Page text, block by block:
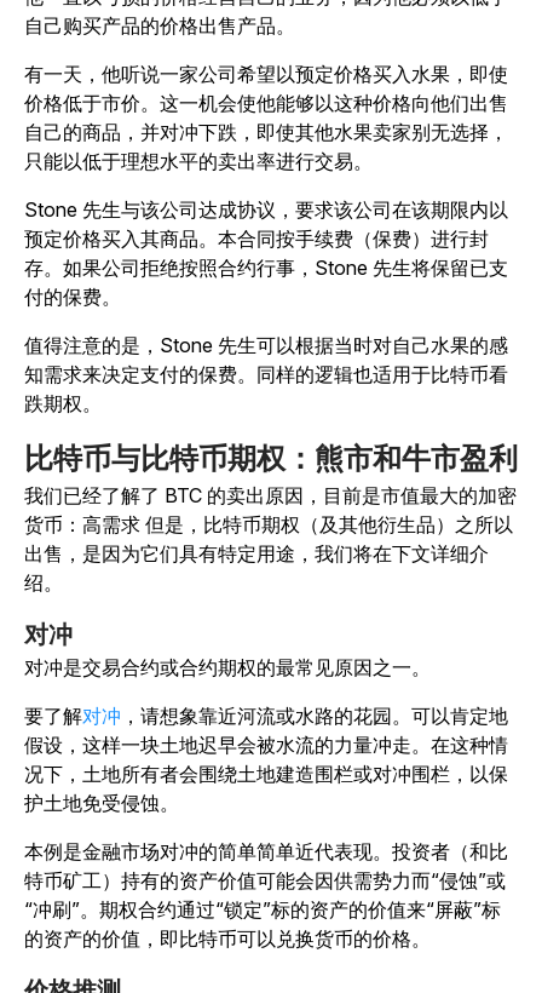
自己购买产品的价格出售产品。
有一天，他听说一家公司希望以预定价格买入水果，即使
价格低于市价。这一机会使他能够以这种价格向他们出售
自己的商品，并对冲下跌，即使其他水果卖家别无选择，
只能以低于理想水平的卖出率进行交易。
Stone 先生与该公司达成协议，要求该公司在该期限内以
预定价格买入其商品。本合同按手续费（保费）进行封
存。如果公司拒绝按照合约行事，Stone 先生将保留已支
付的保费。
值得注意的是，Stone 先生可以根据当时对自己水果的感
知需求来决定支付的保费。同样的逻辑也适用于比特币看
跌期权。
比特币与比特币期权：熊市和牛市盈利
我们已经了解了 BTC 的卖出原因，目前是市值最大的加密
货币： 高需求 但是，比特币期权（及其他衍生品）之所以
出售，是因为它们具有特定用途，我们将在下文详细介
绍。
对冲
对冲是交易合约或合约期权的最常见原因之一。
要了解对冲 ，请想象靠近河流或水路的花园。可以肯定地
假设，这样一块土地迟早会被水流的力量冲走。在这种情
况下，土地所有者会围绕土地建造围栏或对冲围栏，以保
护土地免受侵蚀。
本例是金融市场对冲的简单简单近代表现。投资者（和比
特币矿工）持有的资产价值可能会因供需势力而“侵蚀”或
“冲刷”。 期权合约通过“锁定”标的资产的价值来“屏蔽”标
的资产的价值，即比特币可以兑换货币的价格。